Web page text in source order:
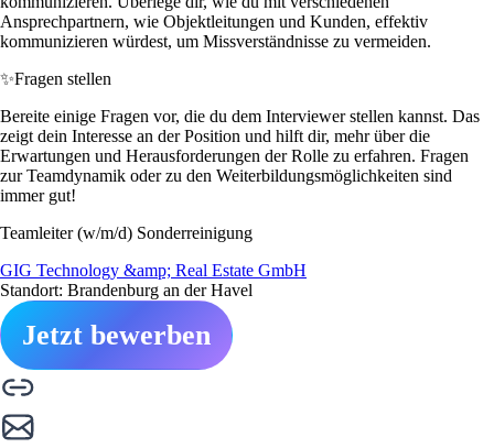
Ansprechpartnern, wie Objektleitungen und Kunden, effektiv
kommunizieren würdest, um Missverständnisse zu vermeiden.
✨Fragen stellen
Bereite einige Fragen vor, die du dem Interviewer stellen kannst. Das
zeigt dein Interesse an der Position und hilft dir, mehr über die
Erwartungen und Herausforderungen der Rolle zu erfahren. Fragen
zur Teamdynamik oder zu den Weiterbildungsmöglichkeiten sind
immer gut!
Teamleiter (w/m/d) Sonderreinigung
GIG Technology &amp; Real Estate GmbH
Standort: Brandenburg an der Havel
Jetzt bewerben